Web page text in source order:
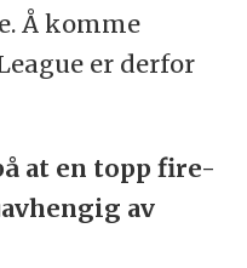
Å komme
er derfor
at en topp fire-
av